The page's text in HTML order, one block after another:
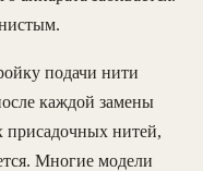
подачи нити
каждой замены
присадочных нитей,
Многие модели